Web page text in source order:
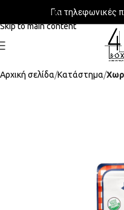
Skip to navigation
Skip to main content
Για τηλεφωνικές
Αρχική σελίδα Κατάστημα